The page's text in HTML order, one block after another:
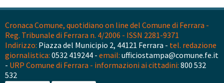
Cronaca Comune, quotidiano on line del Comune di Ferrara -
Reg. Tribunale di Ferrara n. 4/2006 - ISSN 2281-9371
Indirizzo: Piazza del Municipio 2, 44121 Ferrara - tel. redazione
giornalistica: 0532 419244 - email: ufficiostampa@comune.fe.it
- URP Comune di Ferrara - informazioni ai cittadini: 800 532
532